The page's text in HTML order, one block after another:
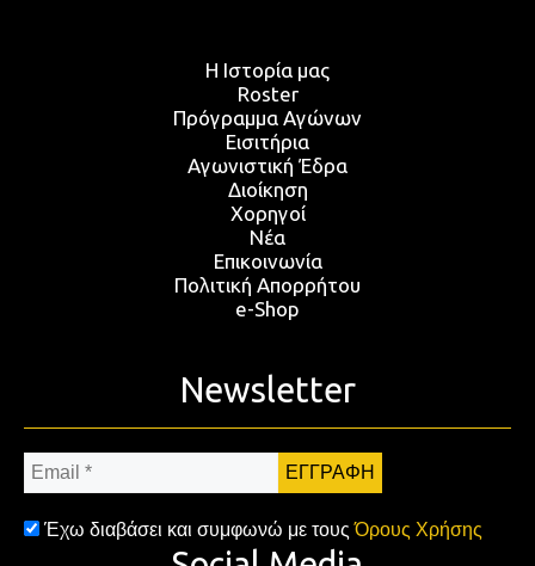
Η Ιστορία μας
Roster
Πρόγραμμα Αγώνων
Εισιτήρια
Αγωνιστική Έδρα
Διοίκηση
Χορηγοί
Νέα
Επικοινωνία
Πολιτική Απορρήτου
e-Shop
Newsletter
Email
*
Έχω διαβάσει και συμφωνώ με τουςΌρους Χρήσης